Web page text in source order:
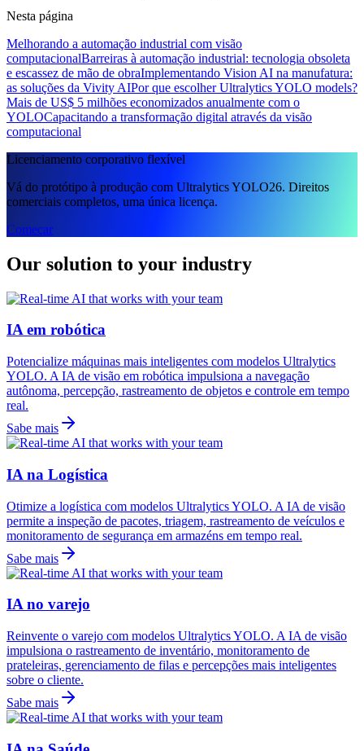
Nesta página
Melhorando a automação industrial com visão
computacionalBarreiras à automação industrial: tecnologia obsoleta
e escassez de mão de obraImplementando Vision AI na manufatura:
as soluções da Vivity AIPor que escolher Ultralytics YOLO models?
Mais de US$ 5 milhões economizados anualmente com o
YOLOCapacitando a transformação digital através da visão
computacional
Licenciamento corporativo flexível
Vá do protótipo à produção com Ultralytics YOLO26. Direitos
comerciais completos, uma única licença.
Começar
Our solution to your industry
IA em robótica
Potencialize máquinas mais inteligentes com modelos Ultralytics
YOLO. A IA de visão em robótica impulsiona a navegação
autônoma, percepção, rastreamento de objetos e controle em tempo
real.
Sabe mais
IA na Logística
Otimize a logística com modelos Ultralytics YOLO. A IA de visão
permite a inspeção de pacotes, triagem, rastreamento de veículos e
monitoramento de segurança em armazéns em tempo real.
Sabe mais
IA no varejo
Reinvente o varejo com modelos Ultralytics YOLO. A IA de visão
impulsiona o rastreamento de inventário, monitoramento de
prateleiras, gerenciamento de filas e percepções mais inteligentes
sobre o cliente.
Sabe mais